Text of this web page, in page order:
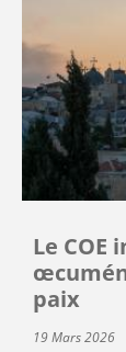
Le COE
paix
19 Mars 2026